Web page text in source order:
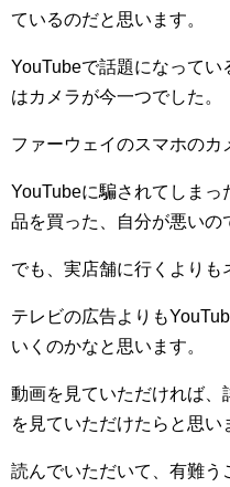
ているのだと思います。
YouTubeで話題になって
はカメラが今一つでした。
ファーウェイのスマホのカ
YouTubeに騙されてしま
品を買った、自分が悪いの
でも、実店舗に行くよりも
テレビの広告よりも
いくのかなと思います。
動画を見ていただければ
を見ていただけたらと思い
読んでいただいて、有難う